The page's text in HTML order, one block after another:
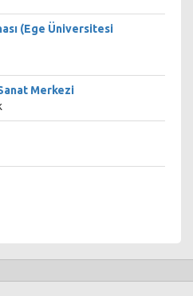
(Ege Üniversitesi
Merkezi